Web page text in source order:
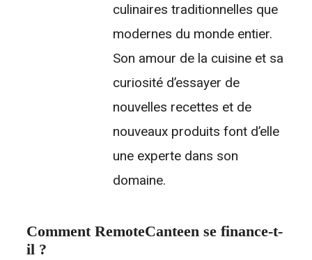
culinaires traditionnelles que
modernes du monde entier.
Son amour de la cuisine et sa
curiosité d’essayer de
nouvelles recettes et de
nouveaux produits font d’elle
une experte dans son
domaine.
Comment RemoteCanteen se finance-t-
il ?